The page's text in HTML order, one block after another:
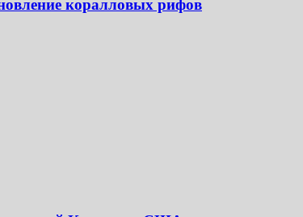
коралловых рифов